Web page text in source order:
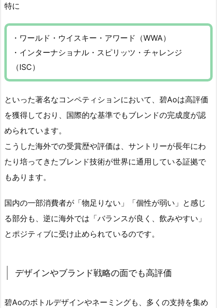
特に
・ワールド・ウイスキー・アワード（WWA）
・インターナショナル・スピリッツ・チャレンジ
（ISC）
といった著名なコンペティションにおいて、碧Aoは高評価
を獲得しており、国際的な基準でもブレンドの完成度が認
められています。
こうした海外での受賞歴や評価は、サントリーが長年にわ
たり培ってきたブレンド技術が世界に通用している証拠で
もあります。
国内の一部消費者が「物足りない」「個性が弱い」と感じ
る部分も、逆に海外では「バランスが良く、飲みやすい」
とポジティブに受け止められているのです。
デザインやブランド戦略の面でも高評価
碧Aoのボトルデザインやネーミングも、多くの支持を集め